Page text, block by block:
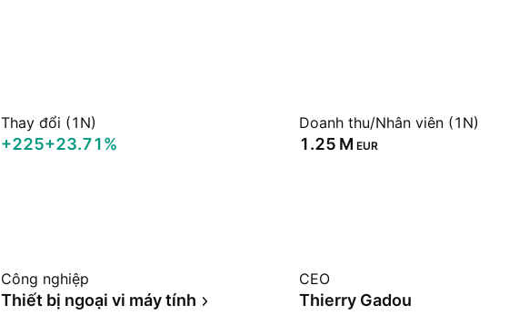
Thay đổi (1N)
+225+23.71%
Doanh thu/Nhân viên (1N)
‪1.25 M‬ EUR
Công nghiệp
Thiết bị ngoại vi máy tính
CEO
Thierry Gadou